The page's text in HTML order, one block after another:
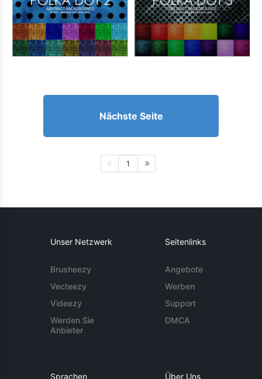
Nächste Seite
1
Unser Netzwerk
Brusheezy
Vecteezy
Videezy
Werden Sie
Anbieter
Seitenlinks
Angebote
Werben
Support
DMCA
Sprachen Über Uns